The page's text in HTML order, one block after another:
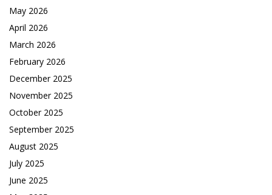
May 2026
April 2026
March 2026
February 2026
December 2025
November 2025
October 2025
September 2025
August 2025
July 2025
June 2025